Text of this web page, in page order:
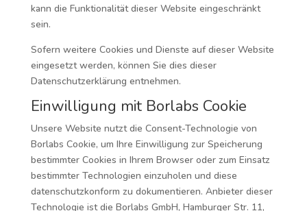
kann die Funktionalität dieser Website eingeschränkt
sein.
Sofern weitere Cookies und Dienste auf dieser Website
eingesetzt werden, können Sie dies dieser
Datenschutzerklärung entnehmen.
Einwilligung mit Borlabs Cookie
Unsere Website nutzt die Consent-Technologie von
Borlabs Cookie, um Ihre Einwilligung zur Speicherung
bestimmter Cookies in Ihrem Browser oder zum Einsatz
bestimmter Technologien einzuholen und diese
datenschutzkonform zu dokumentieren. Anbieter dieser
Technologie ist die Borlabs GmbH, Hamburger Str. 11,